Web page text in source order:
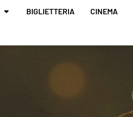
BIGLIETTERIA CINEMA